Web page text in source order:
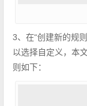
​3、在“创建新的规
以选择自定义，本
则如下：